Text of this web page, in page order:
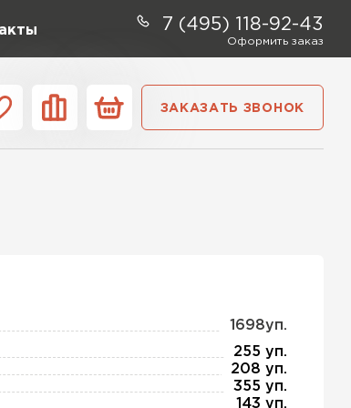
7 (495) 118-92-43
Оформить заказ
ЗАКАЗАТЬ ЗВОНОК
1698уп.
255 уп.
208 уп.
355 уп.
143 уп.
Контакты